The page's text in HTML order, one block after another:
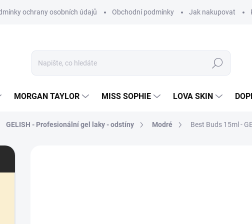
ochrany osobních údajů Obchodní podmínky Jak nakupovat
Hledat
MORGAN TAYLOR MISS SOPHIE LOVA SKIN
GELISH - Profesionální gel laky - odstíny Modré Best Buds 15ml -